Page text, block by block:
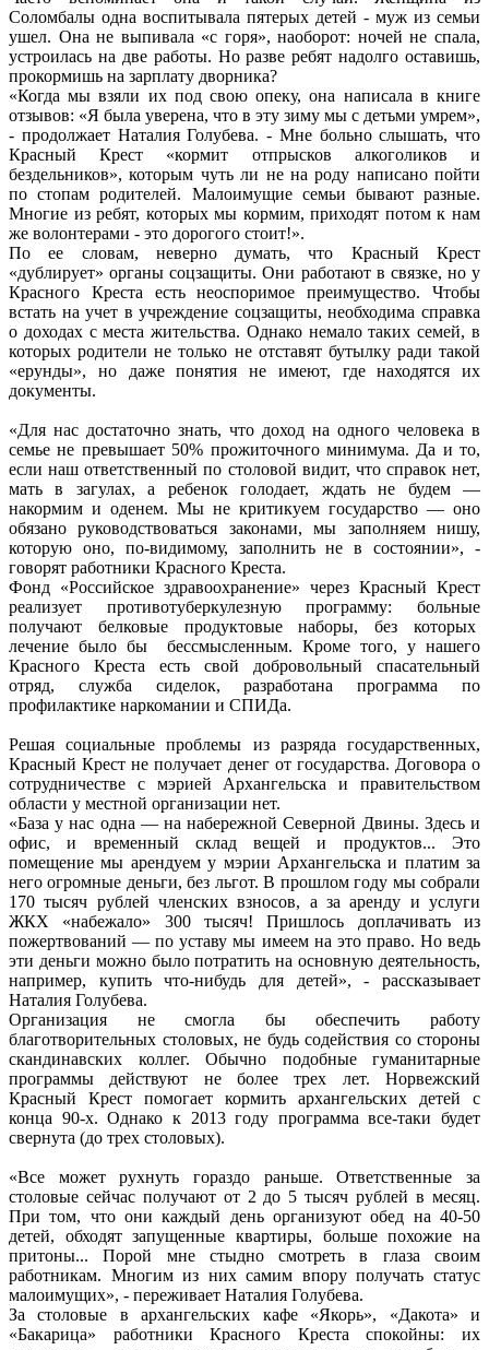
Соломбалы одна воспитывала пятерых детей - муж из семьи
ушел. Она не выпивала «с горя», наоборот: ночей не спала,
устроилась на две работы. Но разве ребят надолго оставишь,
прокормишь на зарплату дворника?
«Когда мы взяли их под свою опеку, она написала в книге
отзывов: «Я была уверена, что в эту зиму мы с детьми умрем»,
- продолжает Наталия Голубева. - Мне больно слышать, что
Красный Крест «кормит отпрысков алкоголиков и
бездельников», которым чуть ли не на роду написано пойти
по стопам родителей. Малоимущие семьи бывают разные.
Многие из ребят, которых мы кормим, приходят потом к нам
же волонтерами - это дорогого стоит!».
По ее словам, неверно думать, что Красный Крест
«дублирует» органы соцзащиты. Они работают в связке, но у
Красного Креста есть неоспоримое преимущество. Чтобы
встать на учет в учреждение соцзащиты, необходима справка
о доходах с места жительства. Однако немало таких семей, в
которых родители не только не отставят бутылку ради такой
«ерунды», но даже понятия не имеют, где находятся их
документы.
«Для нас достаточно знать, что доход на одного человека в
семье не превышает 50% прожиточного минимума. Да и то,
если наш ответственный по столовой видит, что справок нет,
мать в загулах, а ребенок голодает, ждать не будем —
накормим и оденем. Мы не критикуем государство — оно
обязано руководствоваться законами, мы заполняем нишу,
которую оно, по-видимому, заполнить не в состоянии», -
говорят работники Красного Креста.
Фонд «Российское здравоохранение» через Красный Крест
реализует противотуберкулезную программу: больные
получают белковые продуктовые наборы, без которых
лечение было бы бессмысленным. Кроме того, у нашего
Красного Креста есть свой добровольный спасательный
отряд, служба сиделок, разработана программа по
профилактике наркомании и СПИДа.
Решая социальные проблемы из разряда государственных,
Красный Крест не получает денег от государства. Договора о
сотрудничестве с мэрией Архангельска и правительством
области у местной организации нет.
«База у нас одна — на набережной Северной Двины. Здесь и
офис, и временный склад вещей и продуктов... Это
помещение мы арендуем у мэрии Архангельска и платим за
него огромные деньги, без льгот. В прошлом году мы собрали
170 тысяч рублей членских взносов, а за аренду и услуги
ЖКХ «набежало» 300 тысяч! Пришлось доплачивать из
пожертвований — по уставу мы имеем на это право. Но ведь
эти деньги можно было потратить на основную деятельность,
например, купить что-нибудь для детей», - рассказывает
Наталия Голубева.
Организация не смогла бы обеспечить работу
благотворительных столовых, не будь содействия со стороны
скандинавских коллег. Обычно подобные гуманитарные
программы действуют не более трех лет. Норвежский
Красный Крест помогает кормить архангельских детей с
конца 90-х. Однако к 2013 году программа все-таки будет
свернута (до трех столовых).
«Все может рухнуть гораздо раньше. Ответственные за
столовые сейчас получают от 2 до 5 тысяч рублей в месяц.
При том, что они каждый день организуют обед на 40-50
детей, обходят запущенные квартиры, больше похожие на
притоны... Порой мне стыдно смотреть в глаза своим
работникам. Многим из них самим впору получать статус
малоимущих», - переживает Наталия Голубева.
За столовые в архангельских кафе «Якорь», «Дакота» и
«Бакарица» работники Красного Креста спокойны: их